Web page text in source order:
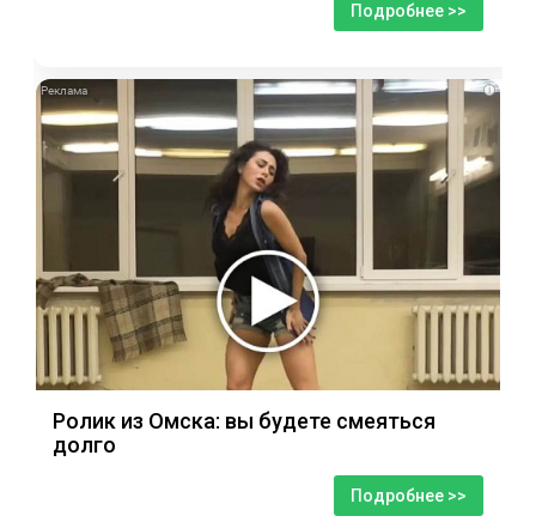
Подробнее >>
i
Ролик из Омска: вы будете смеяться
долго
Подробнее >>